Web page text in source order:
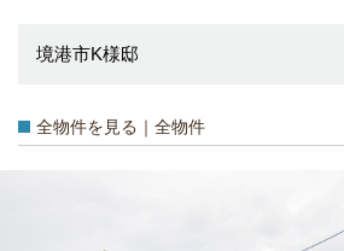
境港市K様邸
全物件を見る｜全物件